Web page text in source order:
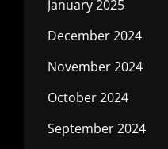
January 2025
December 2024
November 2024
October 2024
September 2024